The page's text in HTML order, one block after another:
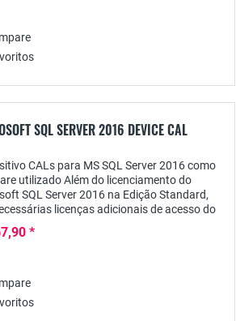
SQL SERVER 2016 DEVICE CAL
CALs para MS SQL Server 2016 como
utilizado Além do licenciamento do
SQL Server 2016 na Edição Standard,
licenças adicionais de acesso do
por exemplo, na forma de CALs do...
*